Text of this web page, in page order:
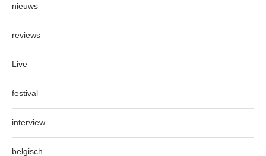
nieuws
reviews
Live
festival
interview
belgisch